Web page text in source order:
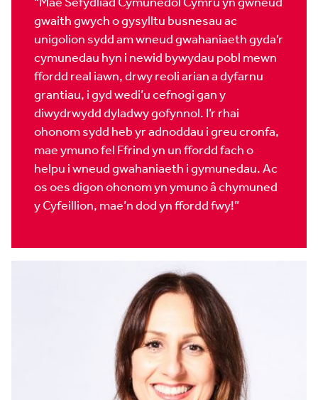
gwaith gwych o gysylltu busnesau ac
unigolion sydd am wneud gwahaniaeth gyda’r
cymunedau hyn i newid bywydau pobl mewn
ffordd real iawn, drwy reoli arian a dyfarnu
grantiau, i gyd wedi’u cefnogi gan y
diwydrwydd dyladwy gofynnol. I’r rhai
ohonom sydd heb yr adnoddau i greu cronfa,
mae ymuno fel Ffrind yn un ffordd fach o
helpu i wneud gwahaniaeth i gymunedau. Ac
os oes digon ohonom yn ymuno â chymuned
y Cyfeillion, mae’n dod yn ffordd fwy!”